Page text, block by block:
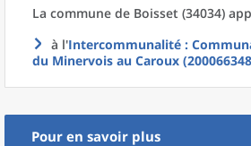
La commune de Boisset (34034)
à l'Intercommunalité :
du Minervois au Caroux
Pour en savoir plus